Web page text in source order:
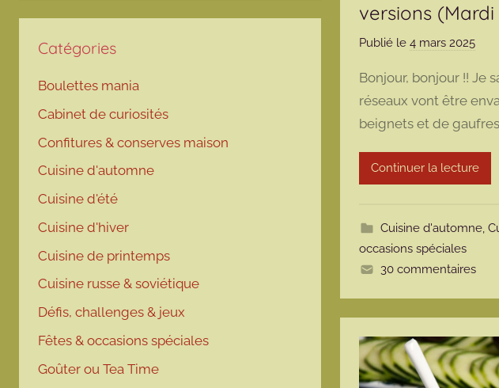
versions (Mardi
Publié le 4 mars 2025p
r
m
a
m
o
t
Bonjour, bonjour !! Je
réseaux vont être
beignets et de
Continuer la lecture
Cuisine d'automne,
occasions spéciales
30 commentaires
Catégories
Boulettes mania
Cabinet de curiosités
Confitures & conserves maison
Cuisine d'automne
Cuisine d'été
Cuisine d'hiver
Cuisine de printemps
Cuisine russe & soviétique
Défis, challenges & jeux
Fêtes & occasions spéciales
Goûter ou Tea Time